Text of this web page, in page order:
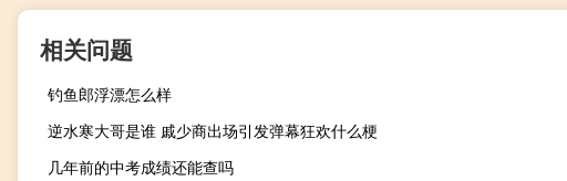
相关问题
钓鱼郎浮漂怎么样
逆水寒大哥是谁 戚少商出场引发弹幕狂欢什么梗
几年前的中考成绩还能查吗